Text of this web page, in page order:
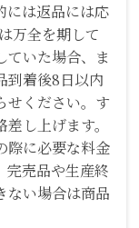
には返品には応
万全を期して
ていた場合、ま
到着後8日以内
せください。す
し上げます。
際に必要な料金
完売品や生産終
ない場合は商品